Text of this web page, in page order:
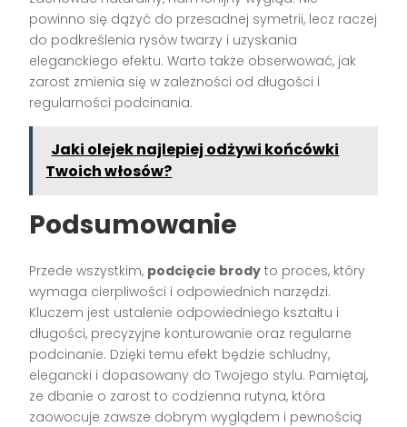
powinno się dążyć do przesadnej symetrii, lecz raczej
do podkreślenia rysów twarzy i uzyskania
eleganckiego efektu. Warto także obserwować, jak
zarost zmienia się w zależności od długości i
regularności podcinania.
Jaki olejek najlepiej odżywi końcówki
Twoich włosów?
Podsumowanie
Przede wszystkim, podcięcie brody to proces, który
wymaga cierpliwości i odpowiednich narzędzi.
Kluczem jest ustalenie odpowiedniego kształtu i
długości, precyzyjne konturowanie oraz regularne
podcinanie. Dzięki temu efekt będzie schludny,
elegancki i dopasowany do Twojego stylu. Pamiętaj,
że dbanie o zarost to codzienna rutyna, która
zaowocuje zawsze dobrym wyglądem i pewnością